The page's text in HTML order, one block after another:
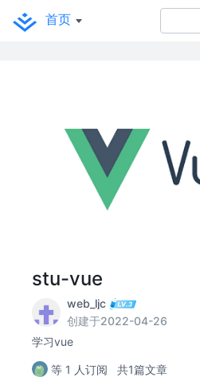
首页
stu-vue
web_ljc
创建于2022-04-26
学习vue
等 1 人订阅 共1篇文章